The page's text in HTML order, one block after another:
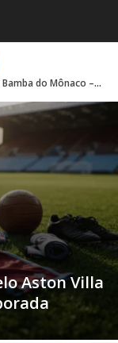
Newcastle United completa contratação de Aladi Bamba do Mônaco – jogou apenas uma partida completa na categoria sênior
Aston Villa